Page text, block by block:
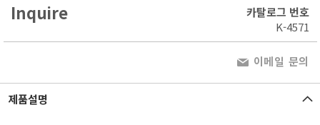
Inquire
카탈로그 번호
K-4571
이메일 문의
제품설명